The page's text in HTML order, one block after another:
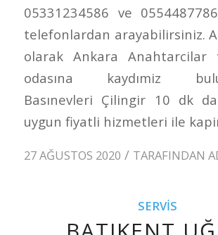
05331234586 ve
telefonlardan arayabilirsiniz.
olarak Ankara Anahtarcilar
odasına kaydımiz
Basınevleri Çilingir 10 dk
uygun fiyatli hizmetleri ile
27 AĞUSTOS 2020 / TARAFINDAN
SERVIS